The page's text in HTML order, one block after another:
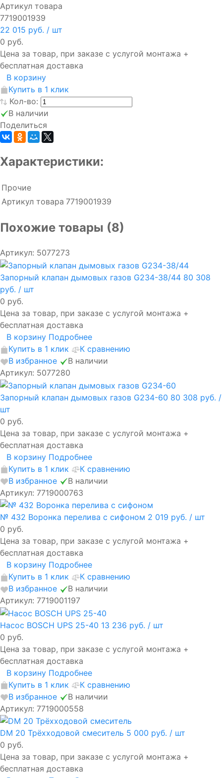
Артикул товара
7719001939
22 015 руб. / шт
0 руб.
Цена за товар, при заказе с услугой монтажа +
бесплатная доставка
В корзину
Купить в 1 клик
Кол-во:
В наличии
Поделиться
Характеристики:
Прочие
Артикул товара 7719001939
Похожие товары (8)
Артикул: 5077273
Запорный клапан дымовых газов G234-38/44 80 308
руб. / шт
0 руб.
Цена за товар, при заказе с услугой монтажа +
бесплатная доставка
В корзину Подробнее
Купить в 1 клик
К сравнению
В избранное
В наличии
Артикул: 5077280
Запорный клапан дымовых газов G234-60 80 308 руб. /
шт
0 руб.
Цена за товар, при заказе с услугой монтажа +
бесплатная доставка
В корзину Подробнее
Купить в 1 клик
К сравнению
В избранное
В наличии
Артикул: 7719000763
№ 432 Воронка перелива с сифоном 2 019 руб. / шт
0 руб.
Цена за товар, при заказе с услугой монтажа +
бесплатная доставка
В корзину Подробнее
Купить в 1 клик
К сравнению
В избранное
В наличии
Артикул: 7719001197
Насос BOSCH UPS 25-40 13 236 руб. / шт
0 руб.
Цена за товар, при заказе с услугой монтажа +
бесплатная доставка
В корзину Подробнее
Купить в 1 клик
К сравнению
В избранное
В наличии
Артикул: 7719000558
DM 20 Трёхходовой смеситель 5 000 руб. / шт
0 руб.
Цена за товар, при заказе с услугой монтажа +
бесплатная доставка